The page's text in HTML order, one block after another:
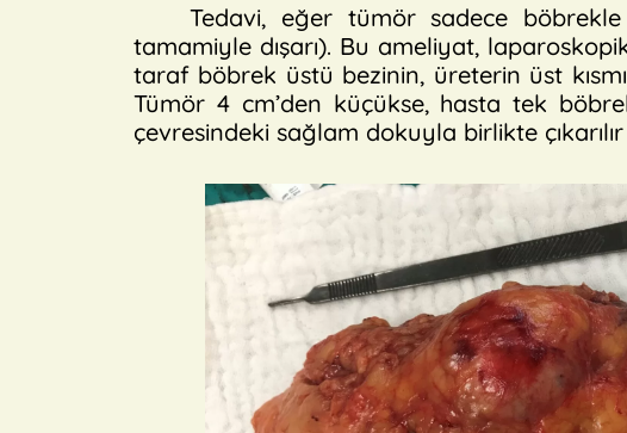
Tedavi, eğer tümör sadece
tamamiyle dışarı). Bu ameliyat,
taraf böbrek üstü bezinin, üreterin üst
Tümör 4 cm’den küçükse, hasta tek
çevresindeki sağlam dokuyla birlikte